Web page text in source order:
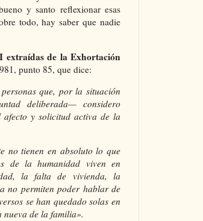
y santo reflexionar esas
todo, hay saber que nadie
extraídas de la Exhortación
punto 85, que dice:
que, por la situación
deliberada— considero
afecto y solicitud activa de la
no tienen en absoluto lo que
de la humanidad viven en
la falta de vivienda, la
no permiten poder hablar de
se han quedado solas en
nueva de la familia».